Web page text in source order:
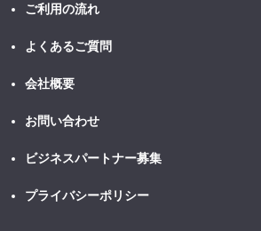
ご利用の流れ
よくあるご質問
会社概要
お問い合わせ
ビジネスパートナー募集
プライバシーポリシー